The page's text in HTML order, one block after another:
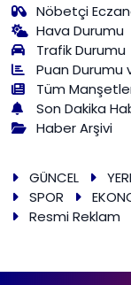
Nöbetçi
Hava Durumu
Trafik Durumu
Puan Durumu
Tüm
Son Dakika
Haber Arşivi
GÜNCEL
SPOR
Resmi Reklam